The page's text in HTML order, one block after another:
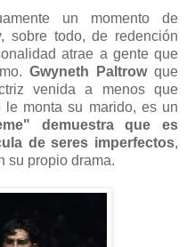
un momento de
sobre todo, de redención
atrae a gente que
Gwyneth Paltrow que
venida a menos que
monta su marido, es un
demuestra que es
de seres imperfectos,
su propio drama.